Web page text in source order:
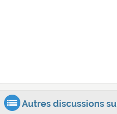
Autres discussions